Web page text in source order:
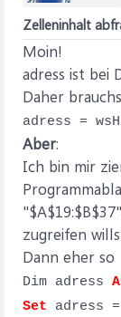
Zelleninhalt
Moin!
adress ist bei
Daher
adress =
Aber:
Ich bin mir
zugreifen
Dann eher so
Dim adress
Set adress